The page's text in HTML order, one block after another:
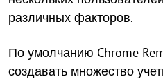
различных факторов.
По умолчанию Chrome
создавать множество